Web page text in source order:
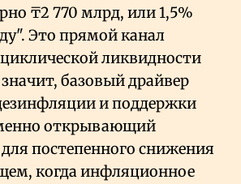
₸2 770 млрд, или 1,5%
Это прямой канал
ликвидности
базовый драйвер
и поддержки
открывающий
постепенного снижения
когда инфляционное